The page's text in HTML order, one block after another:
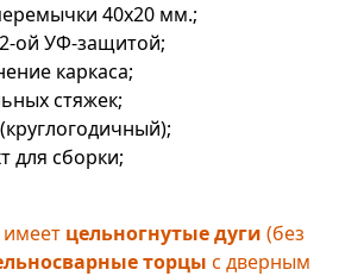
40х20 мм.;
ой УФ-защитой;
каркаса;
стяжек;
для сборки;
имеет цельногнутые дуги (без
торцы с дверным